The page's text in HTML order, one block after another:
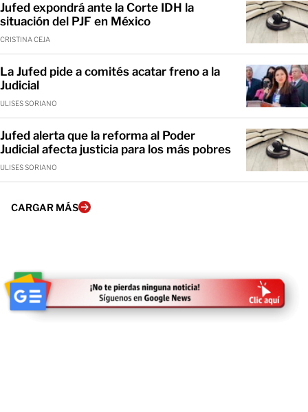
Jufed expondrá ante la Corte IDH la
situación del PJF en México
CRISTINA CEJA
La Jufed pide a comités acatar freno a la
Judicial
ULISES SORIANO
Jufed alerta que la reforma al Poder
Judicial afecta justicia para los más pobres
ULISES SORIANO
CARGAR MÁS